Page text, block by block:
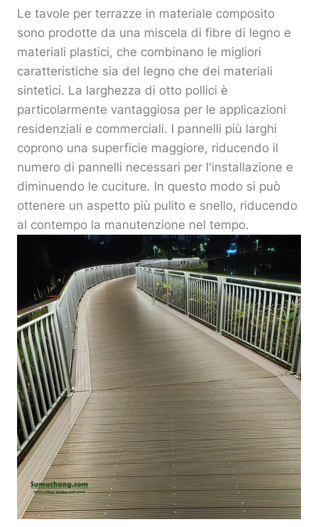
Le tavole per terrazze in materiale composito
sono prodotte da una miscela di fibre di legno e
materiali plastici, che combinano le migliori
caratteristiche sia del legno che dei materiali
sintetici. La larghezza di otto pollici è
particolarmente vantaggiosa per le applicazioni
residenziali e commerciali. I pannelli più larghi
coprono una superficie maggiore, riducendo il
numero di pannelli necessari per l'installazione e
diminuendo le cuciture. In questo modo si può
ottenere un aspetto più pulito e snello, riducendo
al contempo la manutenzione nel tempo.